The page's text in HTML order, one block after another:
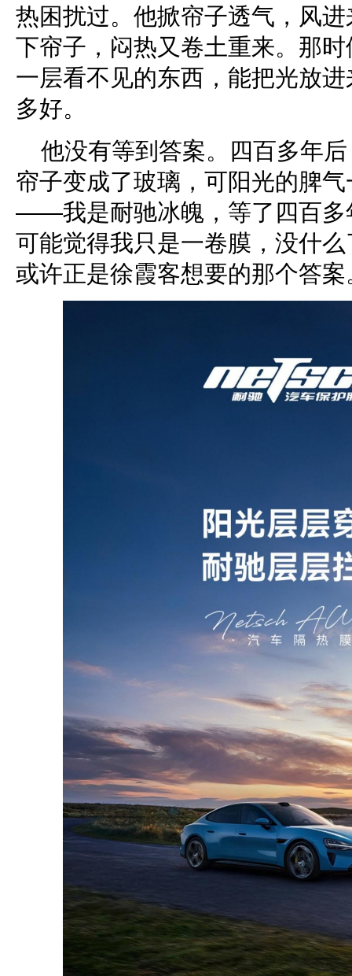
热困扰过。他掀帘子透气，风
下帘子，闷热又卷土重来。那
一层看不见的东西，能把光放
多好。
他没有等到答案。四百多年
帘子变成了玻璃，可阳光的脾
——我是耐驰冰魄，等了四百多
可能觉得我只是一卷膜，没什
或许正是徐霞客想要的那个答案